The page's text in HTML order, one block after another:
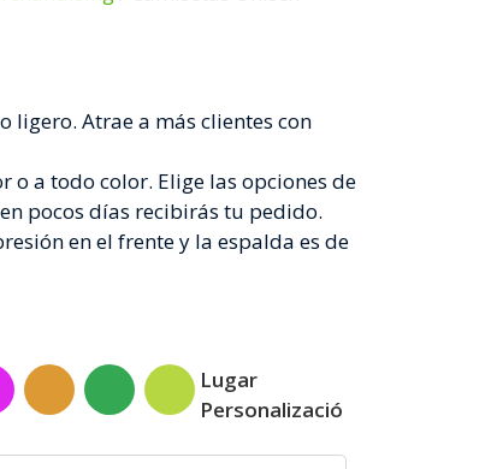
ligero. Atrae a más clientes con
o a todo color. Elige las opciones de
pocos días recibirás tu pedido.
en el frente y la espalda es de
Lugar
Personalizació